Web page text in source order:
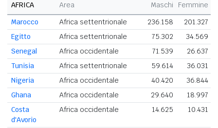
AFRICA Area Maschi
Femmine
Marocco
Africa settentrionale 236.158
201.327
Egitto
Africa settentrionale 75.302
34.569
Senegal
Africa occidentale 71.539
26.637
Tunisia
Africa settentrionale 59.614
36.031
Nigeria
Africa occidentale 40.420
36.844
Ghana
Africa occidentale 29.640
18.997
Costa
d'Avorio
Africa occidentale 14.625 10.431